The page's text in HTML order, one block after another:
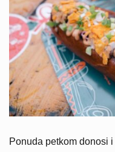
Ponuda petkom donosi i